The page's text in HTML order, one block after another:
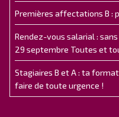
Premières affectations B :
Rendez-vous salarial :
29 septembre Toutes et
Stagiaires B et A : ta
faire de toute urgence !